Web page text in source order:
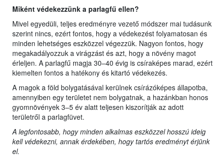
Miként védekezzünk a parlagfű ellen?
Mivel egyedüli, teljes eredményre vezető módszer mai tudásunk
szerint nincs, ezért fontos, hogy a védekezést folyamatosan és
minden lehetséges eszközzel végezzük. Nagyon fontos, hogy
megakadályozzuk a virágzást és azt, hogy a növény magot
érleljen. A parlagfű magja 30–40 évig is csíraképes marad, ezért
kiemelten fontos a hatékony és kitartó védekezés.
A magok a föld bolygatásával kerülnek csírázóképes állapotba,
amennyiben egy területet nem bolygatnak, a hazánkban honos
gyomnövények 3–5 év alatt teljesen kiszorítják az adott
területről a parlagfüvet.
A legfontosabb, hogy minden alkalmas eszközzel hosszú ideig
kell védekezni, annak érdekében, hogy tartós eredményt érjünk
el.